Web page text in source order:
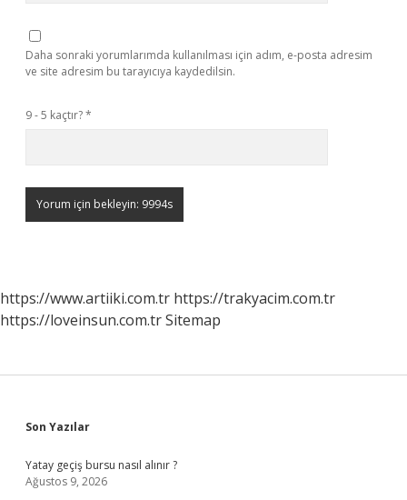
Daha sonraki yorumlarımda kullanılması için adım, e-posta adresim
ve site adresim bu tarayıcıya kaydedilsin.
9 - 5 kaçtır?*
https://www.artiiki.com.tr https://trakyacim.com.tr
https://loveinsun.com.trSitemap
Sidebar
Son Yazılar
Yatay geçiş bursu nasıl alınır ?
Ağustos 9, 2026